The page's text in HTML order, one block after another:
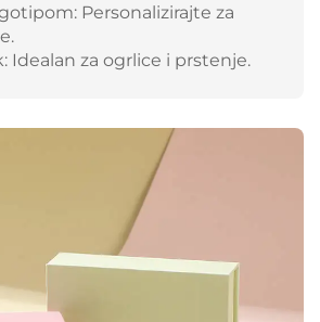
Personalizirajte za
Idealan za ogrlice i prstenje.